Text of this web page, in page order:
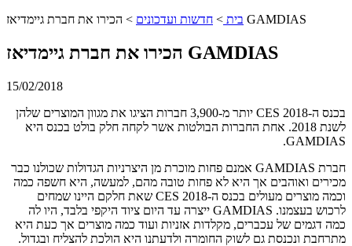
בית > חדשות ועדכונים > הכירו את חברת גיימדיאז GAMDIAS
הכירו את חברת גיימדיאז GAMDIAS
15/02/2018
בכנס ה-CES 2018 יותר מ-3,900 חברות הציגו את מגוון המוצרים שלהן
לשנת 2018. אחת החברות הבולטות אשר לקחה חלק בולט בכנס היא
GAMDIAS.
חברת GAMDIAS אמנם פחות מוכרת מן היצרניות הגדולות שכולנו כבר
מכירים ואוהבים אך היא לא פחות טובה מהם, למעשה, היא חשפה כמה
וכמה מוצרים מעולים בכנס ה-CES 2018 שאת חלקם היינו שמחים
לרכוש בעצמנו. GAMDIAS ייצרה עד היום ציוד היקפי בלבד, היו לה
כמה דגמים של עכברים, מקלדות אזניות ועוד כמה מוצרים אך כעת היא
מתרחבת ונכנסת גם לשוק החומרה ולדעתנו היא הולכת להצליח ובגדול.